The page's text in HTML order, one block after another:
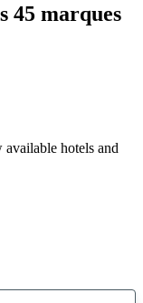
45 marques
hotels and